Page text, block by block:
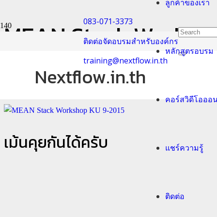
083-071-3373
ติดต่อจัดอบรมสำหรับองค์กร
training@nextflow.in.th
Nextflow.in.th
ลูกค้าของเรา
หลักสูตรอบรม
คอร์สวิดีโอออ
แชร์ความรู้
ติดต่อ
MEAN Stack
after course
เม้นคุยกันได้ครับ